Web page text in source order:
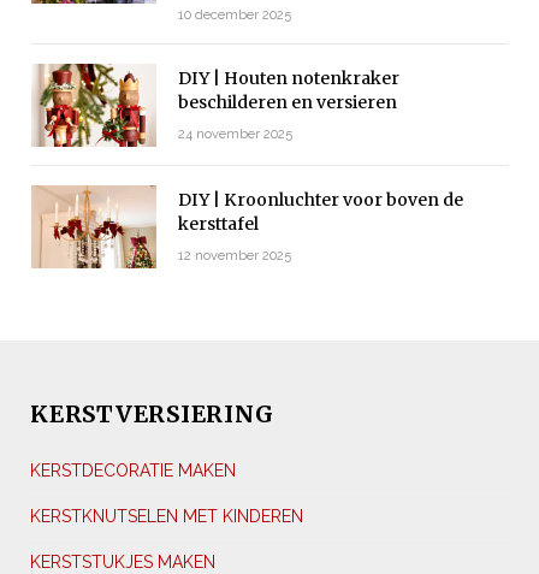
10 december 2025
DIY | Houten notenkraker
beschilderen en versieren
24 november 2025
DIY | Kroonluchter voor boven de
kersttafel
12 november 2025
KERSTVERSIERING
KERSTDECORATIE MAKEN
KERSTKNUTSELEN MET KINDEREN
KERSTSTUKJES MAKEN